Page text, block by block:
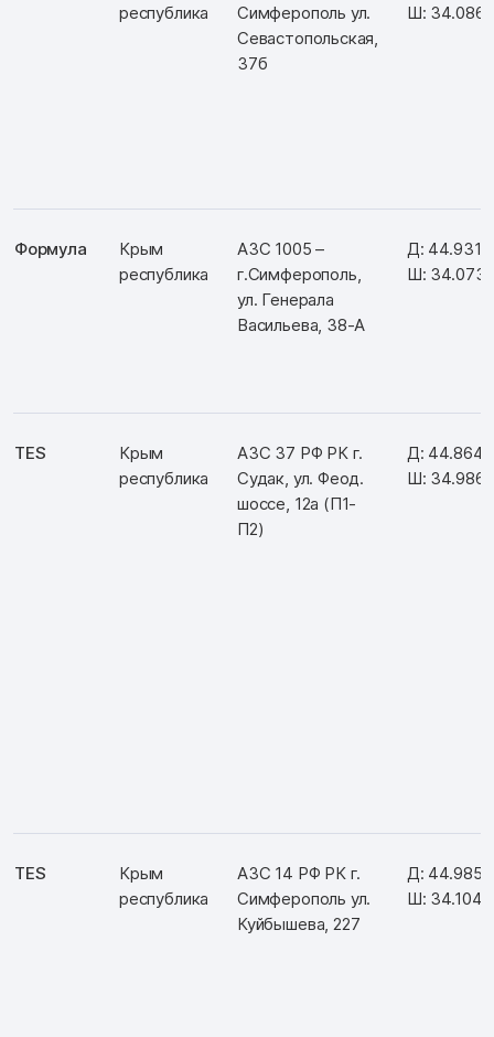
республика
Симферополь ул.
Севастопольская,
37б
Ш:
Формула
Крым
республика
АЗС 1005 –
г.Симферополь,
ул. Генерала
Васильева, 38-А
Д:
Ш:
TES
Крым
республика
АЗС 37 РФ РК г.
Судак, ул. Феод.
шоссе, 12а (П1-
П2)
Д:
Ш:
TES
Крым
республика
АЗС 14 РФ РК г.
Симферополь ул.
Куйбышева, 227
Д:
Ш: